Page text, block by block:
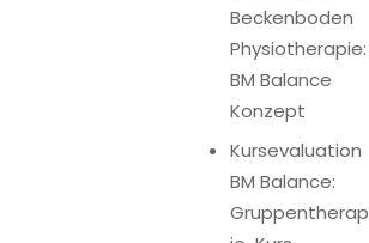
Beckenboden
Physiotherapie:
BM Balance
Konzept
Kursevaluation
BM Balance:
Gruppentherap